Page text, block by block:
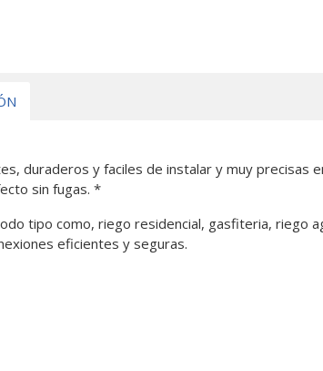
duraderos y faciles de instalar y muy precisas
sin fugas. *
tipo como, riego residencial, gasfiteria, riego
eficientes y seguras.